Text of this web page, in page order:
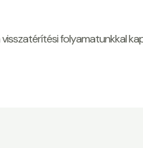
folyamatunkkal